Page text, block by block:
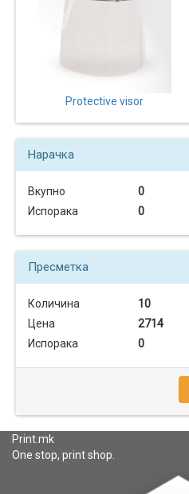
Protective visor
Нарачка
Вкупно 0
Испорака
0
Пресметка
Количина 10
Цена
2714
Испорака
0
Print.mk
One stop, print shop.